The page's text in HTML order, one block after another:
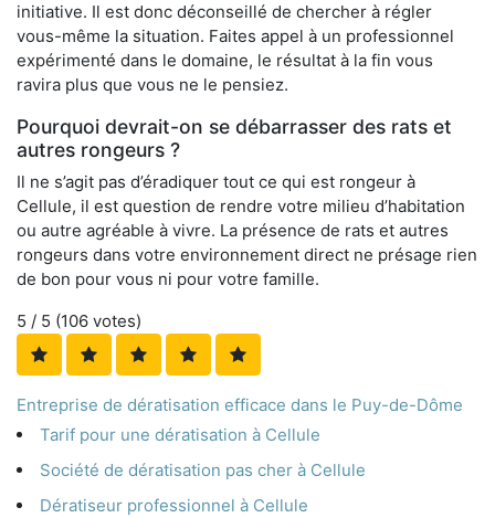
initiative. Il est donc déconseillé de chercher à régler
vous-même la situation. Faites appel à un professionnel
expérimenté dans le domaine, le résultat à la fin vous
ravira plus que vous ne le pensiez.
Pourquoi devrait-on se débarrasser des rats et
autres rongeurs ?
Il ne s’agit pas d’éradiquer tout ce qui est rongeur à
Cellule, il est question de rendre votre milieu d’habitation
ou autre agréable à vivre. La présence de rats et autres
rongeurs dans votre environnement direct ne présage rien
de bon pour vous ni pour votre famille.
5 / 5 (106 votes)
Entreprise de dératisation efficace dans le Puy-de-Dôme
Tarif pour une dératisation à Cellule
Société de dératisation pas cher à Cellule
Dératiseur professionnel à Cellule